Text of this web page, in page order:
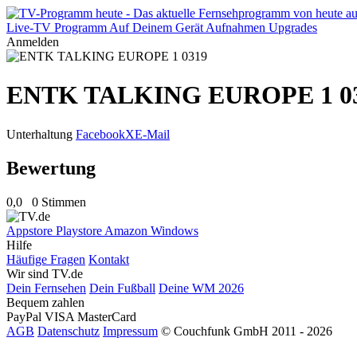
Live-TV Programm Auf Deinem Gerät Aufnahmen Upgrades
Anmelden
ENTK TALKING EUROPE 1
Unterhaltung FacebookXE-Mail
Bewertung
0,0 0 Stimmen
Appstore Playstore Amazon Windows
Hilfe
Häufige Fragen Kontakt
Wir sind TV.de
Dein Fernsehen Dein Fußball Deine WM 2026
Bequem zahlen
PayPal VISA MasterCard
AGB Datenschutz Impressum © Couchfunk GmbH 2011 - 2026